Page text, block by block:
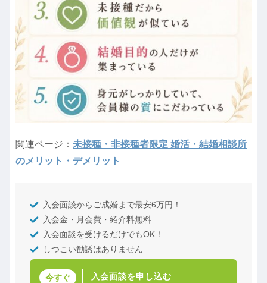
関連ページ： 未接種・非接種者限定 婚活・結婚相談所
のメリット・デメリット
入会面談からご成婚まで最安6万円！
入会金・月会費・紹介料無料
入会面談を受けるだけでもOK！
しつこい勧誘はありません
今すぐ 入会面談を申し込む